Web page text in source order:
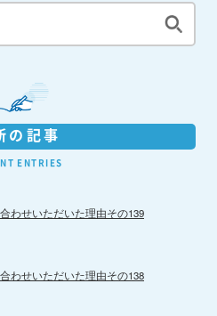
の記事
ENTRIES
わせいただいた理由その139
わせいただいた理由その138